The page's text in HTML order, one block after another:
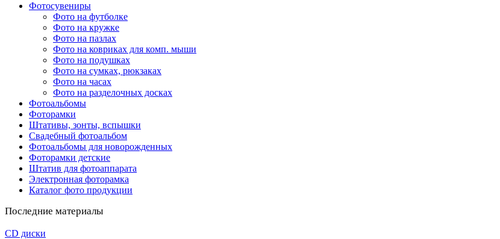
Фотосувениры
Фото на футболке
Фото на кружке
Фото на пазлах
Фото на ковриках для комп. мыши
Фото на подушках
Фото на сумках, рюкзаках
Фото на часах
Фото на разделочных досках
Фотоальбомы
Фоторамки
Штативы, зонты, вспышки
Свадебный фотоальбом
Фотоальбомы для новорожденных
Фоторамки детские
Штатив для фотоаппарата
Электронная фоторамка
Каталог фото продукции
Последние материалы
CD диски